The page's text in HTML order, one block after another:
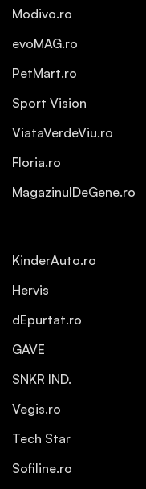
Modivo.ro
evoMAG.ro
PetMart.ro
Sport Vision
ViataVerdeViu.ro
Floria.ro
MagazinulDeGene.ro
KinderAuto.ro
Hervis
dEpurtat.ro
GAVE
SNKR IND.
Vegis.ro
Tech Star
Sofiline.ro